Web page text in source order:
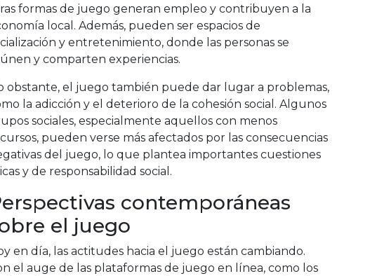
formas de juego generan empleo y contribuyen a la
local. Además, pueden ser espacios de
y entretenimiento, donde las personas se
y comparten experiencias.
obstante, el juego también puede dar lugar a problemas,
la adicción y el deterioro de la cohesión social. Algunos
sociales, especialmente aquellos con menos
pueden verse más afectados por las consecuencias
del juego, lo que plantea importantes cuestiones
y de responsabilidad social.
contemporáneas
el juego
en día, las actitudes hacia el juego están cambiando.
el auge de las plataformas de juego en línea, como los